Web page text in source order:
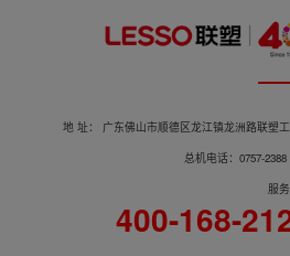
B
地 址： 广东佛山市顺德区龙江镇龙洲路联塑
总机电话：0757-2388
服
400-168-